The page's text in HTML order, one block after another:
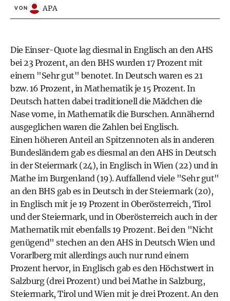
VON APA
Die Einser-Quote lag diesmal in Englisch an den AHS
bei 23 Prozent, an den BHS wurden 17 Prozent mit
einem "Sehr gut" benotet. In Deutsch waren es 21
bzw. 16 Prozent, in Mathematik je 15 Prozent. In
Deutsch hatten dabei traditionell die Mädchen die
Nase vorne, in Mathematik die Burschen. Annähernd
ausgeglichen waren die Zahlen bei Englisch.
Einen höheren Anteil an Spitzennoten als in anderen
Bundesländern gab es diesmal an den AHS in Deutsch
in der Steiermark (24), in Englisch in Wien (22) und in
Mathe im Burgenland (19). Auffallend viele "Sehr gut"
an den BHS gab es in Deutsch in der Steiermark (20),
in Englisch mit je 19 Prozent in Oberösterreich, Tirol
und der Steiermark, und in Oberösterreich auch in der
Mathematik mit ebenfalls 19 Prozent. Bei den "Nicht
genügend" stechen an den AHS in Deutsch Wien und
Vorarlberg mit allerdings auch nur rund einem
Prozent hervor, in Englisch gab es den Höchstwert in
Salzburg (drei Prozent) und bei Mathe in Salzburg,
Steiermark, Tirol und Wien mit je drei Prozent. An den